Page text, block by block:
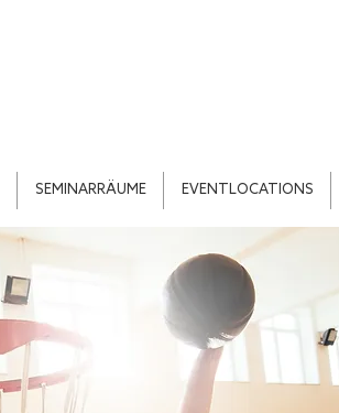
SEMINARRÄUME EVENTLOCATIONS